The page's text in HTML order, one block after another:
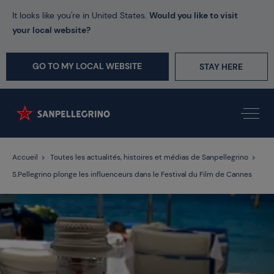
It looks like you're in United States. Would you like to visit
your local website?
GO TO MY LOCAL WEBSITE STAY HERE
Accueil
Toutes les actualités, histoires et médias de Sanpellegrino
S.Pellegrino plonge les influenceurs dans le Festival du Film de Cannes